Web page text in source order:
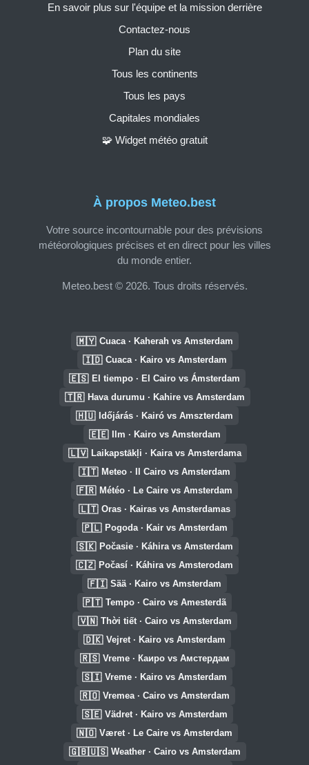
À propos Meteo.best
Votre source incontournable pour des prévisions
météorologiques précises et en direct pour les villes
du monde entier.
Meteo.best © 2026. Tous droits réservés.
En savoir plus sur l'équipe et la mission derrière
Contactez-nous
Plan du site
Tous les continents
Tous les pays
Capitales mondiales
🧩 Widget météo gratuit
🇲🇾 Cuaca · Kaherah vs Amsterdam
🇮🇩 Cuaca · Kairo vs Amsterdam
🇪🇸 El tiempo · El Cairo vs Ámsterdam
🇹🇷 Hava durumu · Kahire vs Amsterdam
🇭🇺 Időjárás · Kairó vs Amszterdam
🇪🇪 Ilm · Kairo vs Amsterdam
🇱🇻 Laikapstākļi · Kaira vs Amsterdama
🇮🇹 Meteo · Il Cairo vs Amsterdam
🇫🇷 Météo · Le Caire vs Amsterdam
🇱🇹 Oras · Kairas vs Amsterdamas
🇵🇱 Pogoda · Kair vs Amsterdam
🇸🇰 Počasie · Káhira vs Amsterdam
🇨🇿 Počasí · Káhira vs Amsterodam
🇫🇮 Sää · Kairo vs Amsterdam
🇵🇹 Tempo · Cairo vs Amesterdã
🇻🇳 Thời tiết · Cairo vs Amsterdam
🇩🇰 Vejret · Kairo vs Amsterdam
🇷🇸 Vreme · Каиро vs Амстердам
🇸🇮 Vreme · Kairo vs Amsterdam
🇷🇴 Vremea · Cairo vs Amsterdam
🇸🇪 Vädret · Kairo vs Amsterdam
🇳🇴 Været · Le Caire vs Amsterdam
🇬🇧🇺🇸 Weather · Cairo vs Amsterdam